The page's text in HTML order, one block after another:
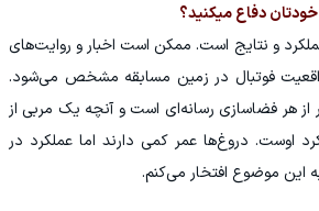
دفاع میکنید؟
و نتایج است. ممکن است اخبار و روایت‌های
فوتبال در زمین مسابقه مشخص می‌شود.
از هر فضاسازی رسانه‌ای است و آنچه یک مربی از
اوست. دروغ‌ها عمر کمی دارند اما عملکرد در
این موضوع افتخار می‌کنم.